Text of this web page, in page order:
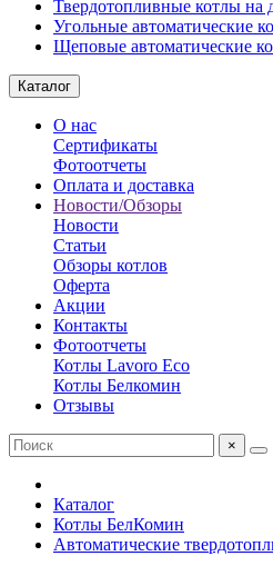
Твердотопливные котлы на
Угольные автоматические
Щеповые автоматические
Каталог
О нас
Сертификаты
Фотоотчеты
Оплата и доставка
Новости/Обзоры
Новости
Статьи
Обзоры котлов
Оферта
Акции
Контакты
Фотоотчеты
Котлы Lavoro Eco
Котлы Белкомин
Отзывы
×
Каталог
Котлы БелКомин
Автоматические